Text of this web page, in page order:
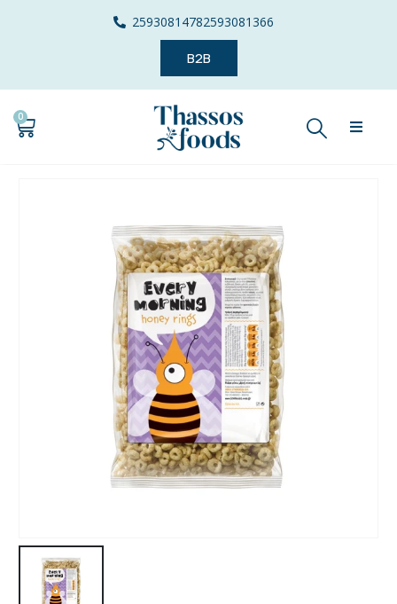
25930814782593081366
B2B
0